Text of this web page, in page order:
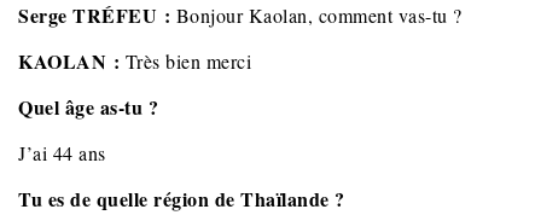
Serge TRÉFEU : Bonjour Kaolan, comment vas-tu ?
KAOLAN : Très bien merci
Quel âge as-tu ?
J’ai 44 ans
Tu es de quelle région de Thaïlande ?